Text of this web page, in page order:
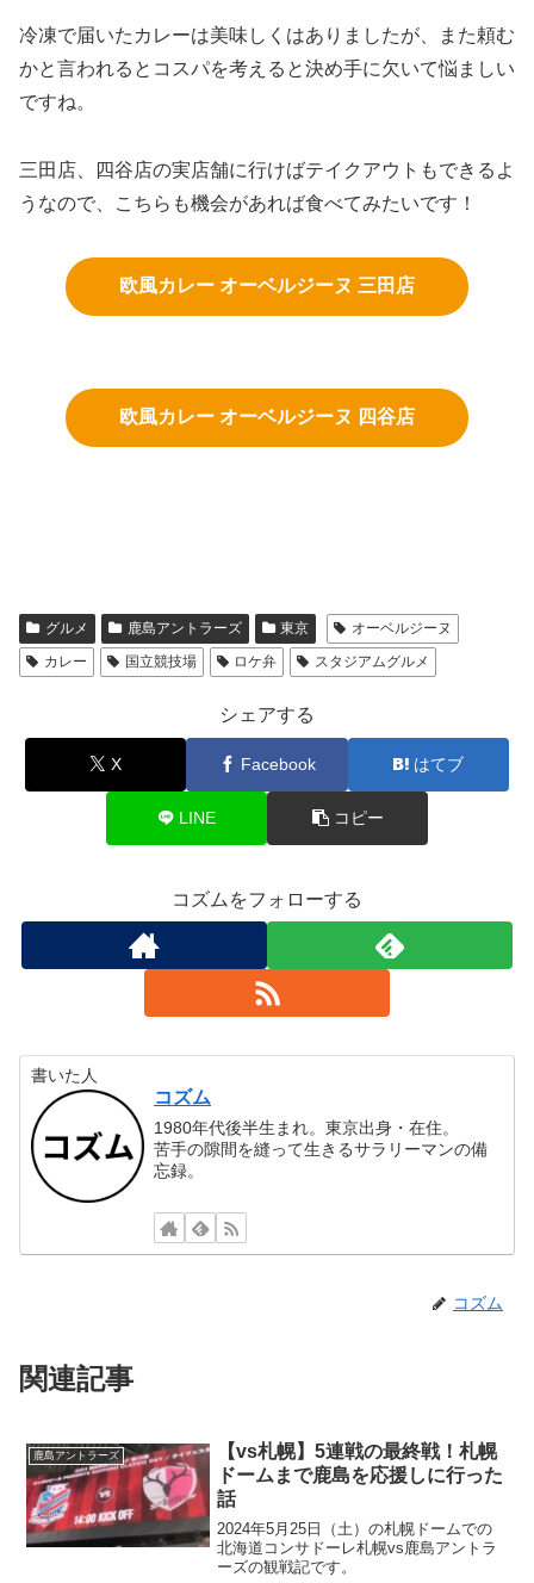
冷凍で届いたカレーは美味しくはありましたが、また頼む
かと言われるとコスパを考えると決め手に欠いて悩ましい
ですね。
三田店、四谷店の実店舗に行けばテイクアウトもできるよ
うなので、こちらも機会があれば食べてみたいです！
欧風カレー オーベルジーヌ 三田店
欧風カレー オーベルジーヌ 四谷店
グルメ 鹿島アントラーズ 東京
オーベルジーヌ
カレー
国立競技場 ロケ弁 スタジアムグルメ
シェアする
X Facebook はてブ
LINE コピー
コズムをフォローする
書いた人
コズム
1980年代後半生まれ。東京出身・在住。
苦手の隙間を縫って生きるサラリーマンの備
忘録。
コズム
関連記事
鹿島アントラーズ
【vs札幌】5連戦の最終戦！札幌
ドームまで鹿島を応援しに行った
話
2024年5月25日（土）の札幌ドームでの
北海道コンサドーレ札幌vs鹿島アントラ
ーズの観戦記です。